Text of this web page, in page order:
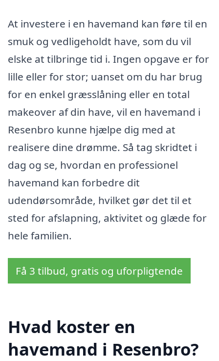
At investere i en havemand kan føre til en
smuk og vedligeholdt have, som du vil
elske at tilbringe tid i. Ingen opgave er for
lille eller for stor; uanset om du har brug
for en enkel græsslåning eller en total
makeover af din have, vil en havemand i
Resenbro kunne hjælpe dig med at
realisere dine drømme. Så tag skridtet i
dag og se, hvordan en professionel
havemand kan forbedre dit
udendørsområde, hvilket gør det til et
sted for afslapning, aktivitet og glæde for
hele familien.
Få 3 tilbud, gratis og uforpligtende
Hvad koster en
havemand i Resenbro?